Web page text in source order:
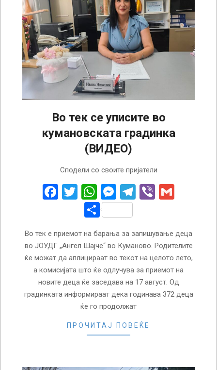
Во тек се уписите во
кумановската градинка
(ВИДЕО)
Сподели со своите пријатели
Facebook
Twitter
WhatsApp
Messenger
Telegram
Viber
Share
Во тек е приемот на барања за запишување деца
во ЈОУДГ „Ангел Шајче“ во Куманово. Родителите
ќе можат да аплицираат во текот на целото лето,
а комисијата што ќе одлучува за приемот на
новите деца ќе заседава на 17 август. Од
градинката информираат дека годинава 372 деца
ќе го продолжат
ПРОЧИТАЈ ПОВЕЌЕ